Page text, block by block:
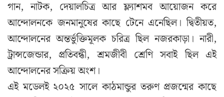
গান, নাটক, দেয়ালচিত্র আর ফ্ল্যাশমব আয়োজন করে
আন্দোলনকে জনমানুষের কাছে টেনে এনেছিল। দ্বিতীয়ত,
আন্দোলনের অন্তর্ভুক্তিমূলক চরিত্র ছিল নজরকাড়া। নারী,
ট্রান্সজেন্ডার, প্রতিবন্ধী, শ্রমজীবী শ্রেণি সবাই ছিল এই
আন্দোলনের সক্রিয় অংশ।
এই মডেলই ২০২৫ সালে কাঠমান্ডুর তরুণ প্রজন্মের কাছে